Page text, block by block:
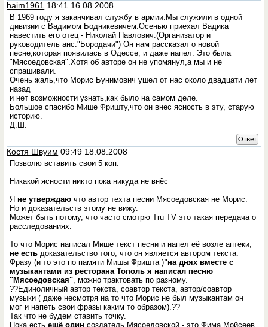
haim1961 18:41 16.08.2008
В 1969 году я заканчивал службу в армии.Мы служили в одной
дивизии с Вадимом Бодникевичем.Осенью приехал Вадика
навестить его отец - Николай Павлович.(Организатор и
руководитель анс."Бородачи") Он нам рассказал о новой
песне,которая появилась в Одессе, и даже напел. Это была
"Мясоедовская".Хотя об авторе он не упомянул,а мы и не
спрашивали.
Очень жаль,что Морис Бунимович ушел от нас около двадцати лет
назад
и нет возможности узнать,как было на самом деле.
Большое спасибо Мише Фришту,что он внес ясность в эту, старую
историю.
Д.Ш.
Ответ
Костя Швуим 09:49 18.08.2008
Позволю вставить свои 5 коп.
Никакой ясности никто пока никуда не внёс
Яне утверждаю что автор техта песни Мясоедовская не Морис.
Но и доказательств этому не вижу.
Может быть потому, что часто смотрю Tru TV это такая передача о
расследованиях.
То что Морис написал Мише текст песни и напел её возле аптеки,
не есть доказательство того, что он является автором текста.
Фразу (и то это по памяти Мишы Фришта )"на днях вместе с
музыкантами из ресторана Тополь я написал песню
"Мясоедовская", можно трактовать по разному.
??Единоличный автор текста, соавтор текста, автор/соавтор
музыки ( даже несмотря на то что Морис не был музыкантам он
мог и напеть свои фразы каким то образом).??
Так что не будем ставить точку.
Пока есть ещё один создатель Мясоедовской - это Фима Мойсеев.